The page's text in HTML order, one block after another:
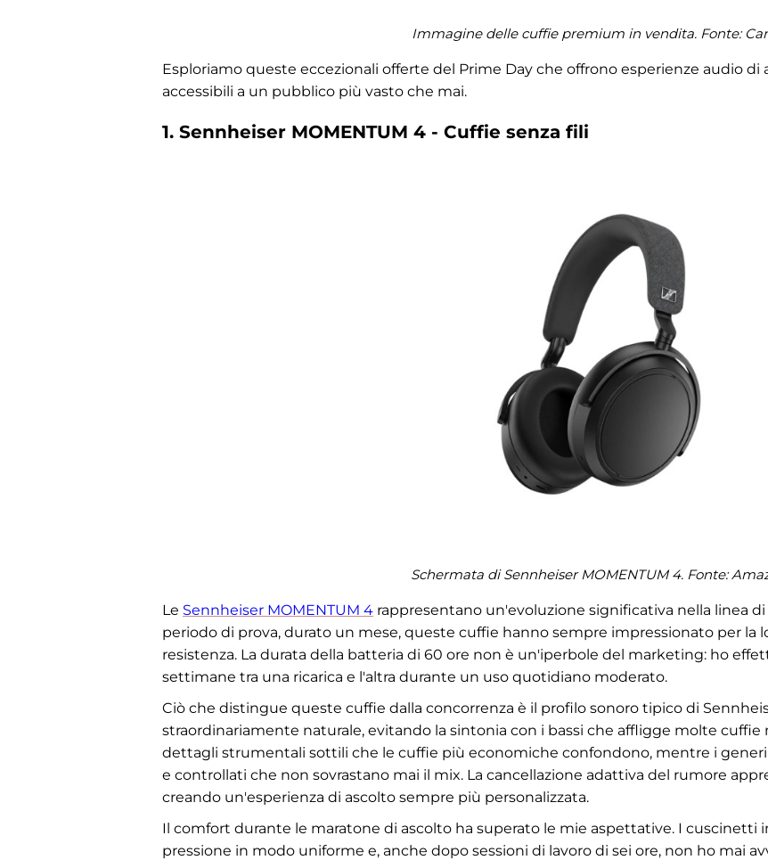
Immagine delle cuffie premium in vendita. Fonte:
Esploriamo queste eccezionali offerte del Prime Day che offrono esperienze audio di
accessibili a un pubblico più vasto che mai.
1. Sennheiser MOMENTUM 4 - Cuffie senza fili
Schermata di Sennheiser MOMENTUM 4. Fonte:
Le Sennheiser MOMENTUM 4 rappresentano un'evoluzione significativa nella linea
periodo di prova, durato un mese, queste cuffie hanno sempre impressionato per la
resistenza. La durata della batteria di 60 ore non è un'iperbole del marketing: ho
settimane tra una ricarica e l'altra durante un uso quotidiano moderato.
Ciò che distingue queste cuffie dalla concorrenza è il profilo sonoro tipico di
straordinariamente naturale, evitando la sintonia con i bassi che affligge molte cuffie
dettagli strumentali sottili che le cuffie più economiche confondono, mentre i
e controllati che non sovrastano mai il mix. La cancellazione adattiva del rumore
creando un'esperienza di ascolto sempre più personalizzata.
Il comfort durante le maratone di ascolto ha superato le mie aspettative. I cuscinetti
pressione in modo uniforme e, anche dopo sessioni di lavoro di sei ore, non ho mai